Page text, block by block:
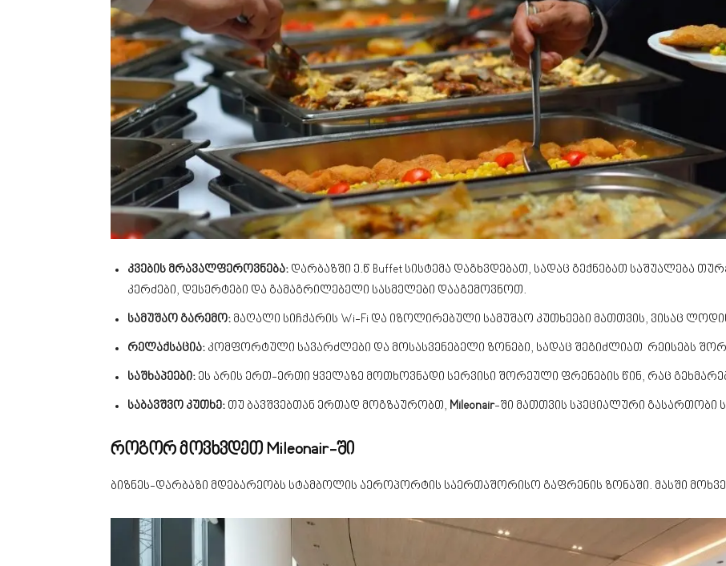
კვების მრავალფეროვნება: დარბაზში ე.წ Buffet სისტემა დაგხვდებათ, სადაც გექნებათ საშუალება
კერძები, დესერტები და გამაგრილებელი სასმელები დააგემოვნოთ.
სამუშაო გარემო: მაღალი სიჩქარის Wi-Fi და იზოლირებული სამუშაო კუთხეები მათთვის, ვისაც
რელაქსაცია: კომფორტული სავარძლები და მოსასვენებელი ზონები, სადაც შეგიძლიათ რეისებს
საშხაპეები: ეს არის ერთ-ერთი ყველაზე მოთხოვნადი სერვისი შორეული ფრენების წინ, რაც
საბავშვო კუთხე: თუ ბავშვებთან ერთად მოგზაურობთ, Mileonair-ში მათთვის სპეციალური გასართობი
როგორ მოვხვდეთ Mileonair-ში
ბიზნეს-დარბაზი მდებარეობს სტამბოლის აეროპორტის საერთაშორისო გაფრენის ზონაში. მასში